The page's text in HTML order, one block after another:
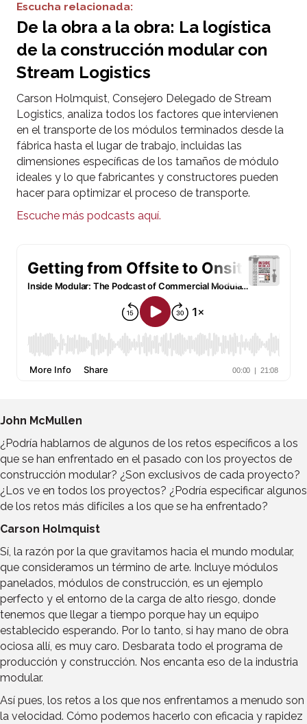
Escucha relacionada:
De la obra a la obra: La logística
de la construcción modular con
Stream Logistics
Carson Holmquist, Consejero Delegado de Stream
Logistics, analiza todos los factores que intervienen
en el transporte de los módulos terminados desde la
fábrica hasta el lugar de trabajo, incluidas las
dimensiones específicas de los tamaños de módulo
ideales y lo que fabricantes y constructores pueden
hacer para optimizar el proceso de transporte.
Escuche más podcasts aquí.
John McMullen
¿Podría hablarnos de algunos de los retos específicos a los
que se han enfrentado en el pasado con los proyectos de
construcción modular? ¿Son exclusivos de cada proyecto?
¿Los ve en todos los proyectos? ¿Podría especificar algunos
de los retos más difíciles a los que se ha enfrentado?
Carson Holmquist
Sí, la razón por la que gravitamos hacia el mundo modular,
que consideramos un término de arte. Incluye módulos
panelados, módulos de construcción, es un ejemplo
perfecto y el entorno de la carga de alto riesgo, donde
tenemos que llegar a tiempo porque hay un equipo
establecido esperando. Por lo tanto, si hay mano de obra
ociosa allí, es muy caro. Desbarata todo el programa de
producción y construcción. Nos encanta eso de la industria
modular.
Así pues, los retos a los que nos enfrentamos a menudo son
la velocidad. Cómo podemos hacerlo con eficacia y rapidez